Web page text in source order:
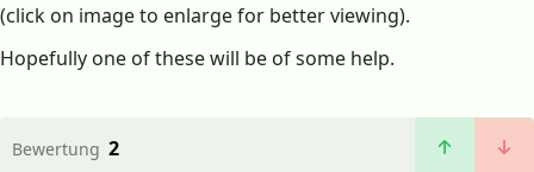
(click on image to enlarge for better viewing).
Hopefully one of these will be of some help.
Bewertung 2